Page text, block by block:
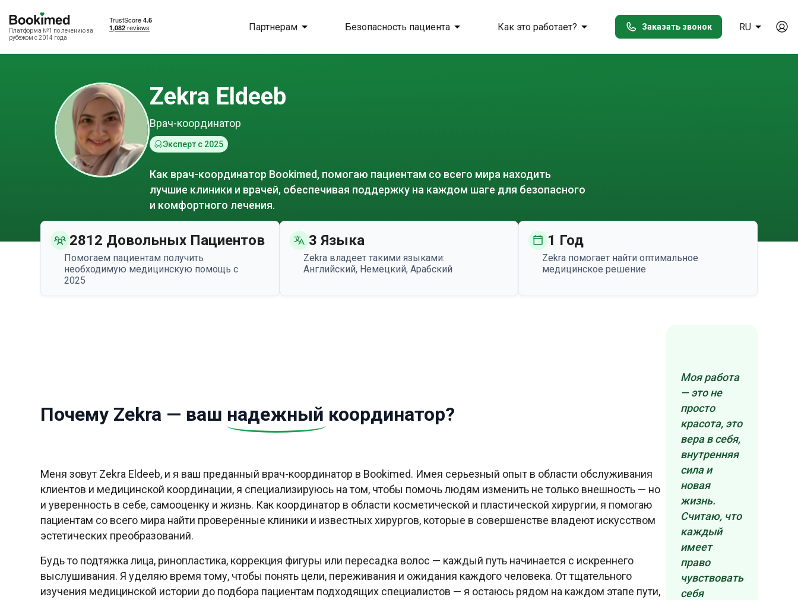
Платформа №1 по лечению за
рубежом с 2014 года
Партнерам Безопасность пациента Как это работает? Заказать звонок RU
Zekra Eldeeb
Врач-координатор
Эксперт с 2025
Как врач-координатор Bookimed, помогаю пациентам со всего мира находить
лучшие клиники и врачей, обеспечивая поддержку на каждом шаге для безопасного
и комфортного лечения.
2812 Довольных Пациентов
Помогаем пациентам получить
необходимую медицинскую помощь с
2025
3 Языка
Zekra владеет такими языками:
Английский, Немецкий, Арабский
1 Год
Zekra помогает найти оптимальное
медицинское решение
Почему Zekra — ваш надежный координатор?
Меня зовут Zekra Eldeeb, и я ваш преданный врач-координатор в Bookimed. Имея серьезный опыт в области обслуживания
клиентов и медицинской координации, я специализируюсь на том, чтобы помочь людям изменить не только внешность — но
и уверенность в себе, самооценку и жизнь. Как координатор в области косметической и пластической хирургии, я помогаю
пациентам со всего мира найти проверенные клиники и известных хирургов, которые в совершенстве владеют искусством
эстетических преобразований.
Будь то подтяжка лица, ринопластика, коррекция фигуры или пересадка волос — каждый путь начинается с искреннего
выслушивания. Я уделяю время тому, чтобы понять цели, переживания и ожидания каждого человека. От тщательного
изучения медицинской истории до подбора пациентам подходящих специалистов — я остаюсь рядом на каждом этапе пути,
Моя работа
— это не
просто
красота, это
вера в себя,
внутренняя
сила и
новая
жизнь.
Считаю, что
каждый
имеет
право
чувствовать
себя